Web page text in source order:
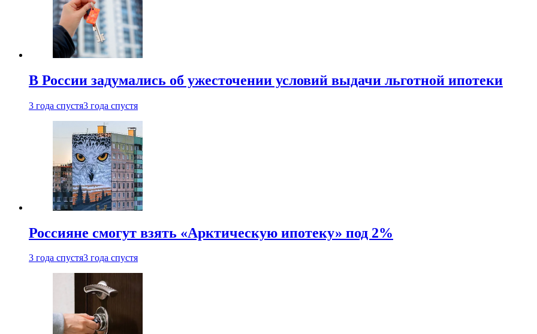
В России задумались об ужесточении условий выдачи льготной ипотеки
3 года спустя3 года спустя
Россияне смогут взять «Арктическую ипотеку» под 2%
3 года спустя3 года спустя